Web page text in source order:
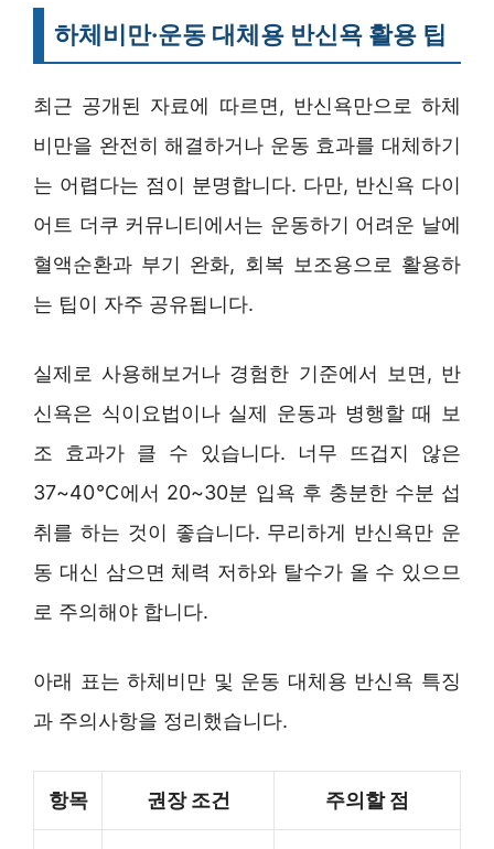
하체비만·운동 대체용 반신욕 활용 팁
최근 공개된 자료에 따르면, 반신욕만으로 하체
비만을 완전히 해결하거나 운동 효과를 대체하기
는 어렵다는 점이 분명합니다. 다만, 반신욕 다이
어트 더쿠 커뮤니티에서는 운동하기 어려운 날에
혈액순환과 부기 완화, 회복 보조용으로 활용하
는 팁이 자주 공유됩니다.
실제로 사용해보거나 경험한 기준에서 보면, 반
신욕은 식이요법이나 실제 운동과 병행할 때 보
조 효과가 클 수 있습니다. 너무 뜨겁지 않은
37~40℃에서 20~30분 입욕 후 충분한 수분 섭
취를 하는 것이 좋습니다. 무리하게 반신욕만 운
동 대신 삼으면 체력 저하와 탈수가 올 수 있으므
로 주의해야 합니다.
아래 표는 하체비만 및 운동 대체용 반신욕 특징
과 주의사항을 정리했습니다.
항목 권장 조건 주의할 점